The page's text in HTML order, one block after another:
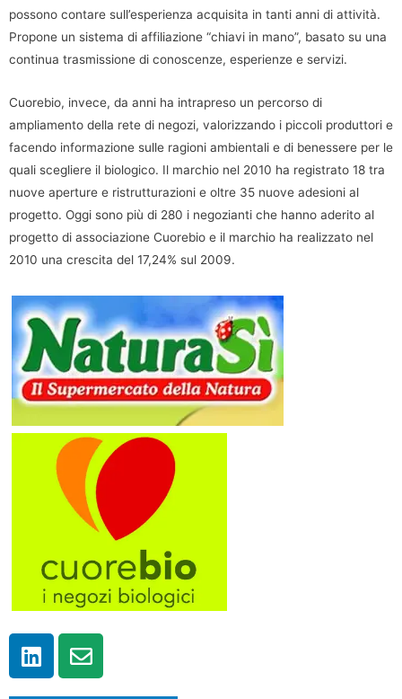
possono contare sull’esperienza acquisita in tanti anni di attività.
Propone un sistema di affiliazione “chiavi in mano”, basato su una
continua trasmissione di conoscenze, esperienze e servizi.
Cuorebio, invece, da anni ha intrapreso un percorso di
ampliamento della rete di negozi, valorizzando i piccoli produttori e
facendo informazione sulle ragioni ambientali e di benessere per le
quali scegliere il biologico. Il marchio nel 2010 ha registrato 18 tra
nuove aperture e ristrutturazioni e oltre 35 nuove adesioni al
progetto. Oggi sono più di 280 i negozianti che hanno aderito al
progetto di associazione Cuorebio e il marchio ha realizzato nel
2010 una crescita del 17,24% sul 2009.